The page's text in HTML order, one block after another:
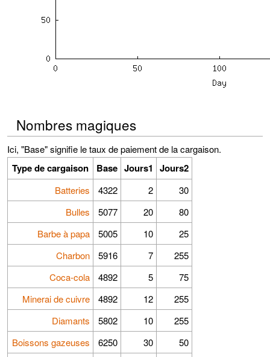
Nombres magiques
Ici, "Base" signifie le taux de paiement de la cargaison.
Type de cargaison Base Jours1 Jours2
Batteries 4322 2
30
Bulles
5077 20
80
Barbe à papa
5005 10
25
Charbon
5916 7
255
Coca-cola
4892 5
75
Minerai de cuivre
4892 12
255
Diamants
5802 10
255
Boissons gazeuses
6250 30
50